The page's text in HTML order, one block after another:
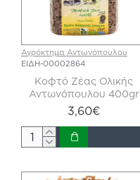
Αγρόκτημα Αντωνόπουλου
ΕΙΔΗ-00002864
Κοφτό Ζέας Ολικής
Αντωνόπουλου 400gr
3,60€